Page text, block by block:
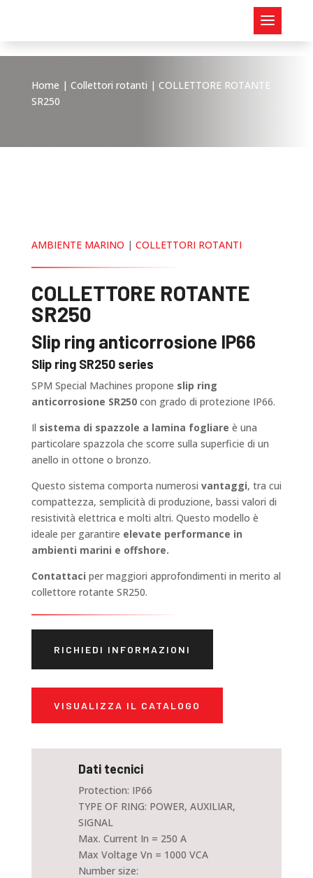
Home | Collettori rotanti | COLLETTORE ROTANTE
SR250
AMBIENTE MARINO | COLLETTORI ROTANTI
COLLETTORE ROTANTE
SR250
Slip ring anticorrosione IP66
Slip ring SR250 series
SPM Special Machines propone slip ring
anticorrosione SR250con grado di protezione IP66.
Il sistema di spazzole a lamina fogliare è una
particolare spazzola che scorre sulla superficie di un
anello in ottone o bronzo.
Questo sistema comporta numerosi vantaggi, tra cui
compattezza, semplicità di produzione, bassi valori di
resistività elettrica e molti altri. Questo modello è
ideale per garantire elevate performance in
ambienti marini e offshore.
Contattaci per maggiori approfondimenti in merito al
collettore rotante SR250.
RICHIEDI INFORMAZIONI
VISUALIZZA IL CATALOGO
Dati tecnici
Protection: IP66
TYPE OF RING: POWER, AUXILIAR,
SIGNAL
Max. Current In = 250 A
Max Voltage Vn = 1000 VCA
Number size: